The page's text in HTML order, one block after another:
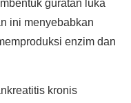
guratan luka
ini menyebabkan
enzim dan
kronis